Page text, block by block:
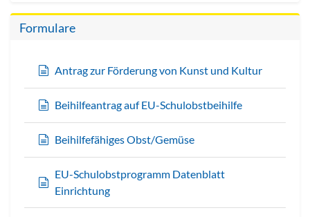
Formulare
Antrag zur Förderung von Kunst und Kultur
Beihilfeantrag auf EU-Schulobstbeihilfe
Beihilfefähiges Obst/Gemüse
EU-Schulobstprogramm Datenblatt
Einrichtung